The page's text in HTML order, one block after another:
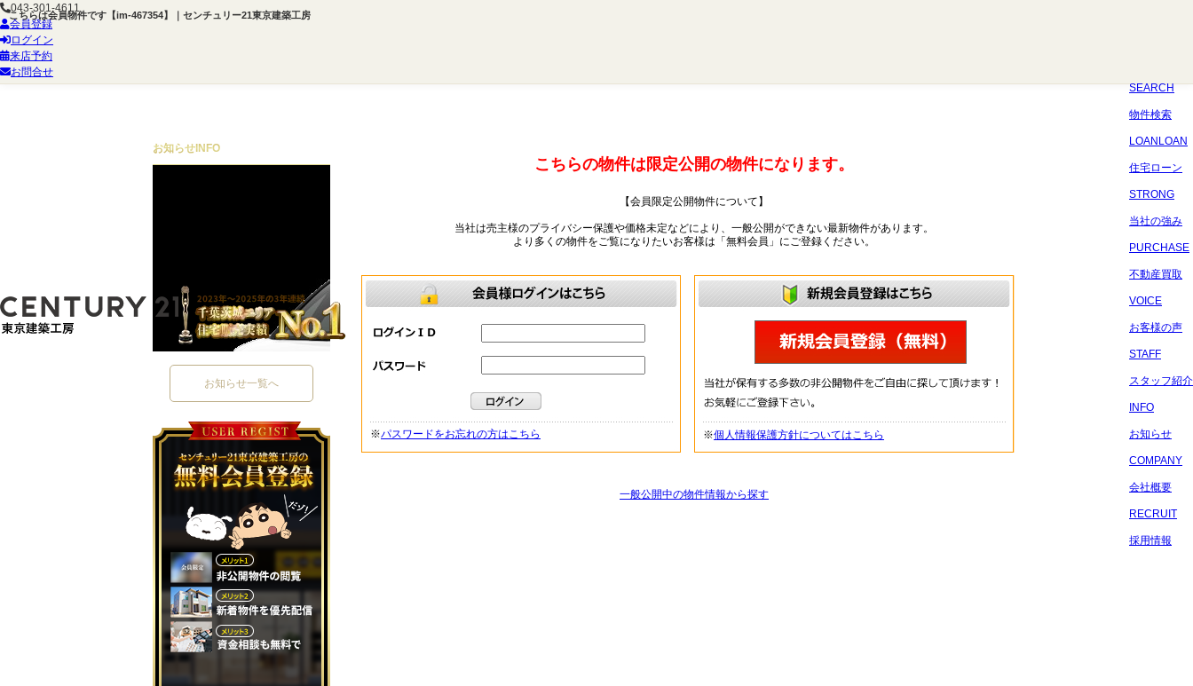
こちらは会員物件です【im-467354】｜センチュリー21東京建築工房
043-301-4611
会員登録
ログイン
来店予約
お問合せ
SEARCH
物件検索
LOANLOAN
住宅ローン
STRONG
当社の強み
PURCHASE
不動産買取
VOICE
お客様の声
STAFF
スタッフ紹介
INFO
お知らせ
COMPANY
会社概要
RECRUIT
採用情報
こちらの物件は限定公開の物件になります。
【会員限定公開物件について】
当社は売主様のプライバシー保護や価格未定などにより、一般公開ができない最新物件があります。
より多くの物件をご覧になりたいお客様は「無料会員」にご登録ください。
※パスワードをお忘れの方はこちら ※個人情報保護方針についてはこちら
一般公開中の物件情報から探す
お知らせ INFO
お知らせ一覧へ